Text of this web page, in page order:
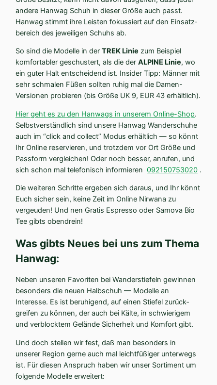
andere Hanwag Schuh in dieser Größe auch passt.
Hanwag stimmt ihre Leisten fokus­siert auf den Einsatz­
be­reich des jewei­ligen Schuhs ab.
So sind die Modelle in der TREK Linie zum Beispiel
komfor­tabler geschustert, als die der ALPINE Linie, wo
ein guter Halt entscheidend ist. Insider Tipp: Männer mit
sehr schmalen Füßen sollten ruhig mal die Damen-
Versionen probieren (bis Größe UK 9, EUR 43 erhältlich).
Hier geht es zu den Hanwags in unserem Online-Shop.
Selbst­ver­ständlich sind unsere Hanwag Wander­schuhe
auch im “click and collect” Modus erhältlich — so könnt
Ihr Online reser­vieren, und trotzdem vor Ort Größe und
Passform vergleichen! Oder noch besser, anrufen, und
sich schon mal telefo­nisch infor­mieren 092150753020 .
Die weiteren Schritte ergeben sich daraus, und Ihr könnt
Euch sicher sein, keine Zeit im Online Nirwana zu
vergeuden! Und nen Gratis Espresso oder Samova Bio
Tee gibts obendrein!
Was gibts Neues bei uns zum Thema
Hanwag:
Neben unseren Favoriten bei Wander­stiefeln gewinnen
besonders die neuen Halbschuh — Modelle an
Interesse. Es ist beruhigend, auf einen Stiefel zurück­
greifen zu können, der auch bei Kälte, in schwie­rigem
und verblocktem Gelände Sicherheit und Komfort gibt.
Und doch stellen wir fest, daß man besonders in
unserer Region gerne auch mal leicht­fü­ßiger unterwegs
ist. Für diesen Anspruch haben wir unser Sortiment um
folgende Modelle erweitert: